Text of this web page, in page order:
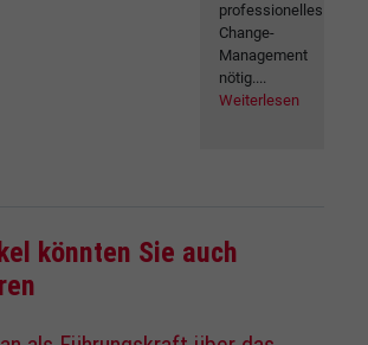
professionelles
Change-
Management
nötig....
Weiterlesen
könnten Sie auch